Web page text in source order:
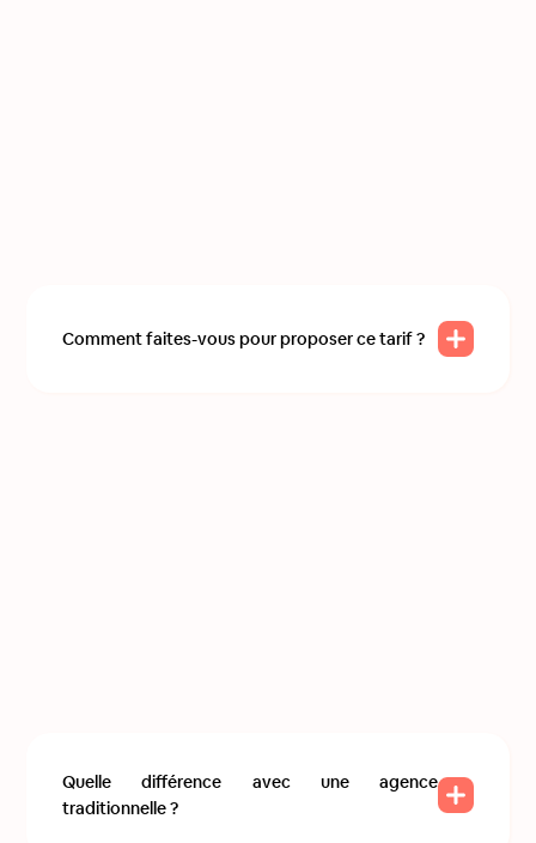
Comment faites-vous pour proposer ce tarif ?
Quelle différence avec une agence
traditionnelle ?